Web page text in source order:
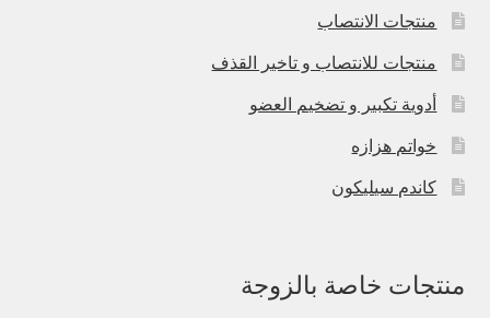
منتجات الانتصاب
منتجات للانتصاب و تاخير القذف
أدوية تكبير و تضخيم العضو
خواتم هزازه
كاندم سيليكون
منتجات خاصة بالزوجة